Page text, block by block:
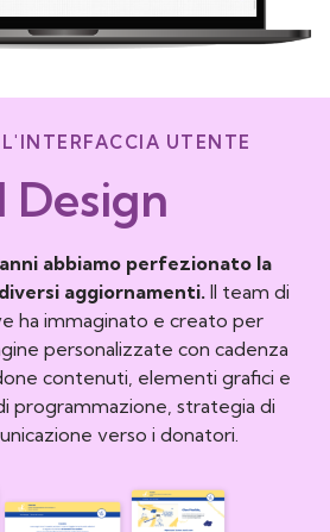
UTENTE
Design
abbiamo perfezionato la
aggiornamenti.Il team di
ha immaginato e creato per
personalizzate con cadenza
contenuti, elementi grafici e
programmazione, strategia di
verso i donatori.